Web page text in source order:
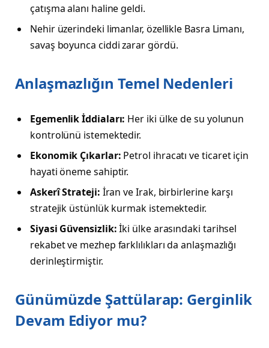
çatışma alanı haline geldi.
Nehir üzerindeki limanlar, özellikle Basra Limanı,
savaş boyunca ciddi zarar gördü.
Anlaşmazlığın Temel Nedenleri
Egemenlik İddiaları: Her iki ülke de su yolunun
kontrolünü istemektedir.
Ekonomik Çıkarlar: Petrol ihracatı ve ticaret için
hayati öneme sahiptir.
Askerî Strateji: İran ve Irak, birbirlerine karşı
stratejik üstünlük kurmak istemektedir.
Siyasi Güvensizlik:İki ülke arasındaki tarihsel
rekabet ve mezhep farklılıkları da anlaşmazlığı
derinleştirmiştir.
Günümüzde Şattülarap: Gerginlik
Devam Ediyor mu?